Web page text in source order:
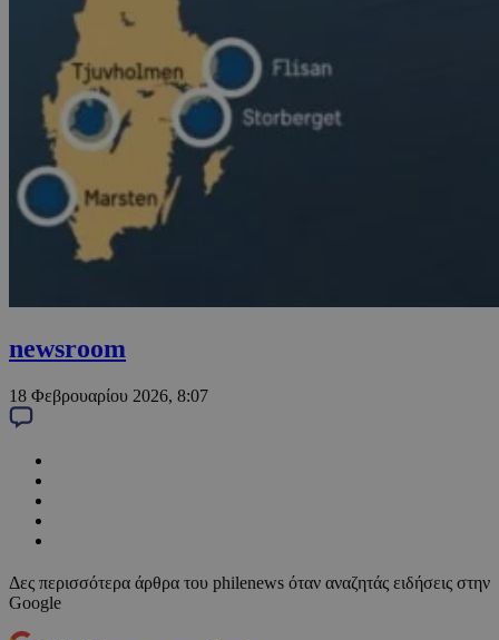
newsroom
18 Φεβρουαρίου 2026, 8:07
Δες περισσότερα άρθρα του philenews όταν αναζητάς ειδήσεις στην
Google